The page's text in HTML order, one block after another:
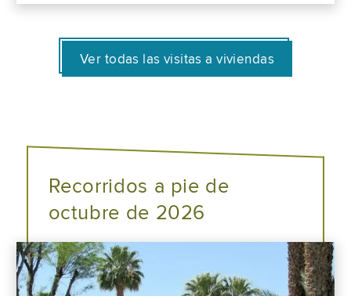
Ver todas las visitas a viviendas
Recorridos a pie de
octubre de 2026